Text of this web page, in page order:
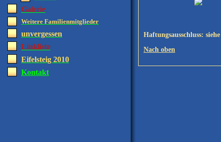
Galerie
Weitere Familienmitglieder
unvergessen
Linkliste
Eifelsteig 2010
Kontakt
Haftungsausschluss:
Nach oben